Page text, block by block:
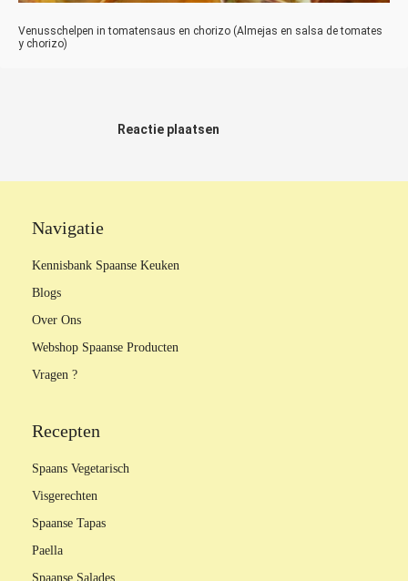
Venusschelpen in tomatensaus en chorizo (Almejas en salsa de tomates
y chorizo)
Reactie plaatsen
Navigatie
Kennisbank Spaanse Keuken
Blogs
Over Ons
Webshop Spaanse Producten
Vragen ?
Recepten
Spaans Vegetarisch
Visgerechten
Spaanse Tapas
Paella
Spaanse Salades